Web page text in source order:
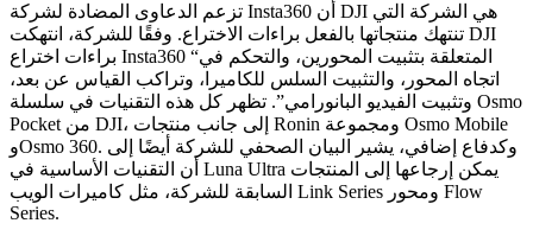
تزعم الدعاوى المضادة لشركة Insta360 أن DJI هي الشركة التي
تنتهك منتجاتها بالفعل براءات الاختراع. وفقًا للشركة، انتهكت DJI
براءات اختراع Insta360 “المتعلقة بتثبيت المحورين، والتحكم في
المحور، والتثبيت السلس للكاميرا، وتراكب القياس عن بعد،
وتثبيت الفيديو البانورامي”. تظهر كل هذه التقنيات في سلسلة Osmo
Pocket من DJI، إلى جانب منتجات Ronin ومجموعة Osmo Mobile
وOsmo 360. وكدفاع إضافي، يشير البيان الصحفي للشركة أيضًا إلى
أن التقنيات الأساسية في Luna Ultra يمكن إرجاعها إلى المنتجات
السابقة للشركة، مثل كاميرات الويب Link Series ومحور Flow